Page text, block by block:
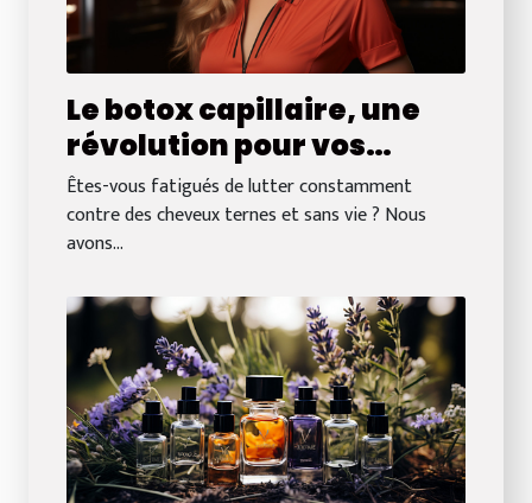
Le botox capillaire, une
révolution pour vos
cheveux
Êtes-vous fatigués de lutter constamment
contre des cheveux ternes et sans vie ? Nous
avons...